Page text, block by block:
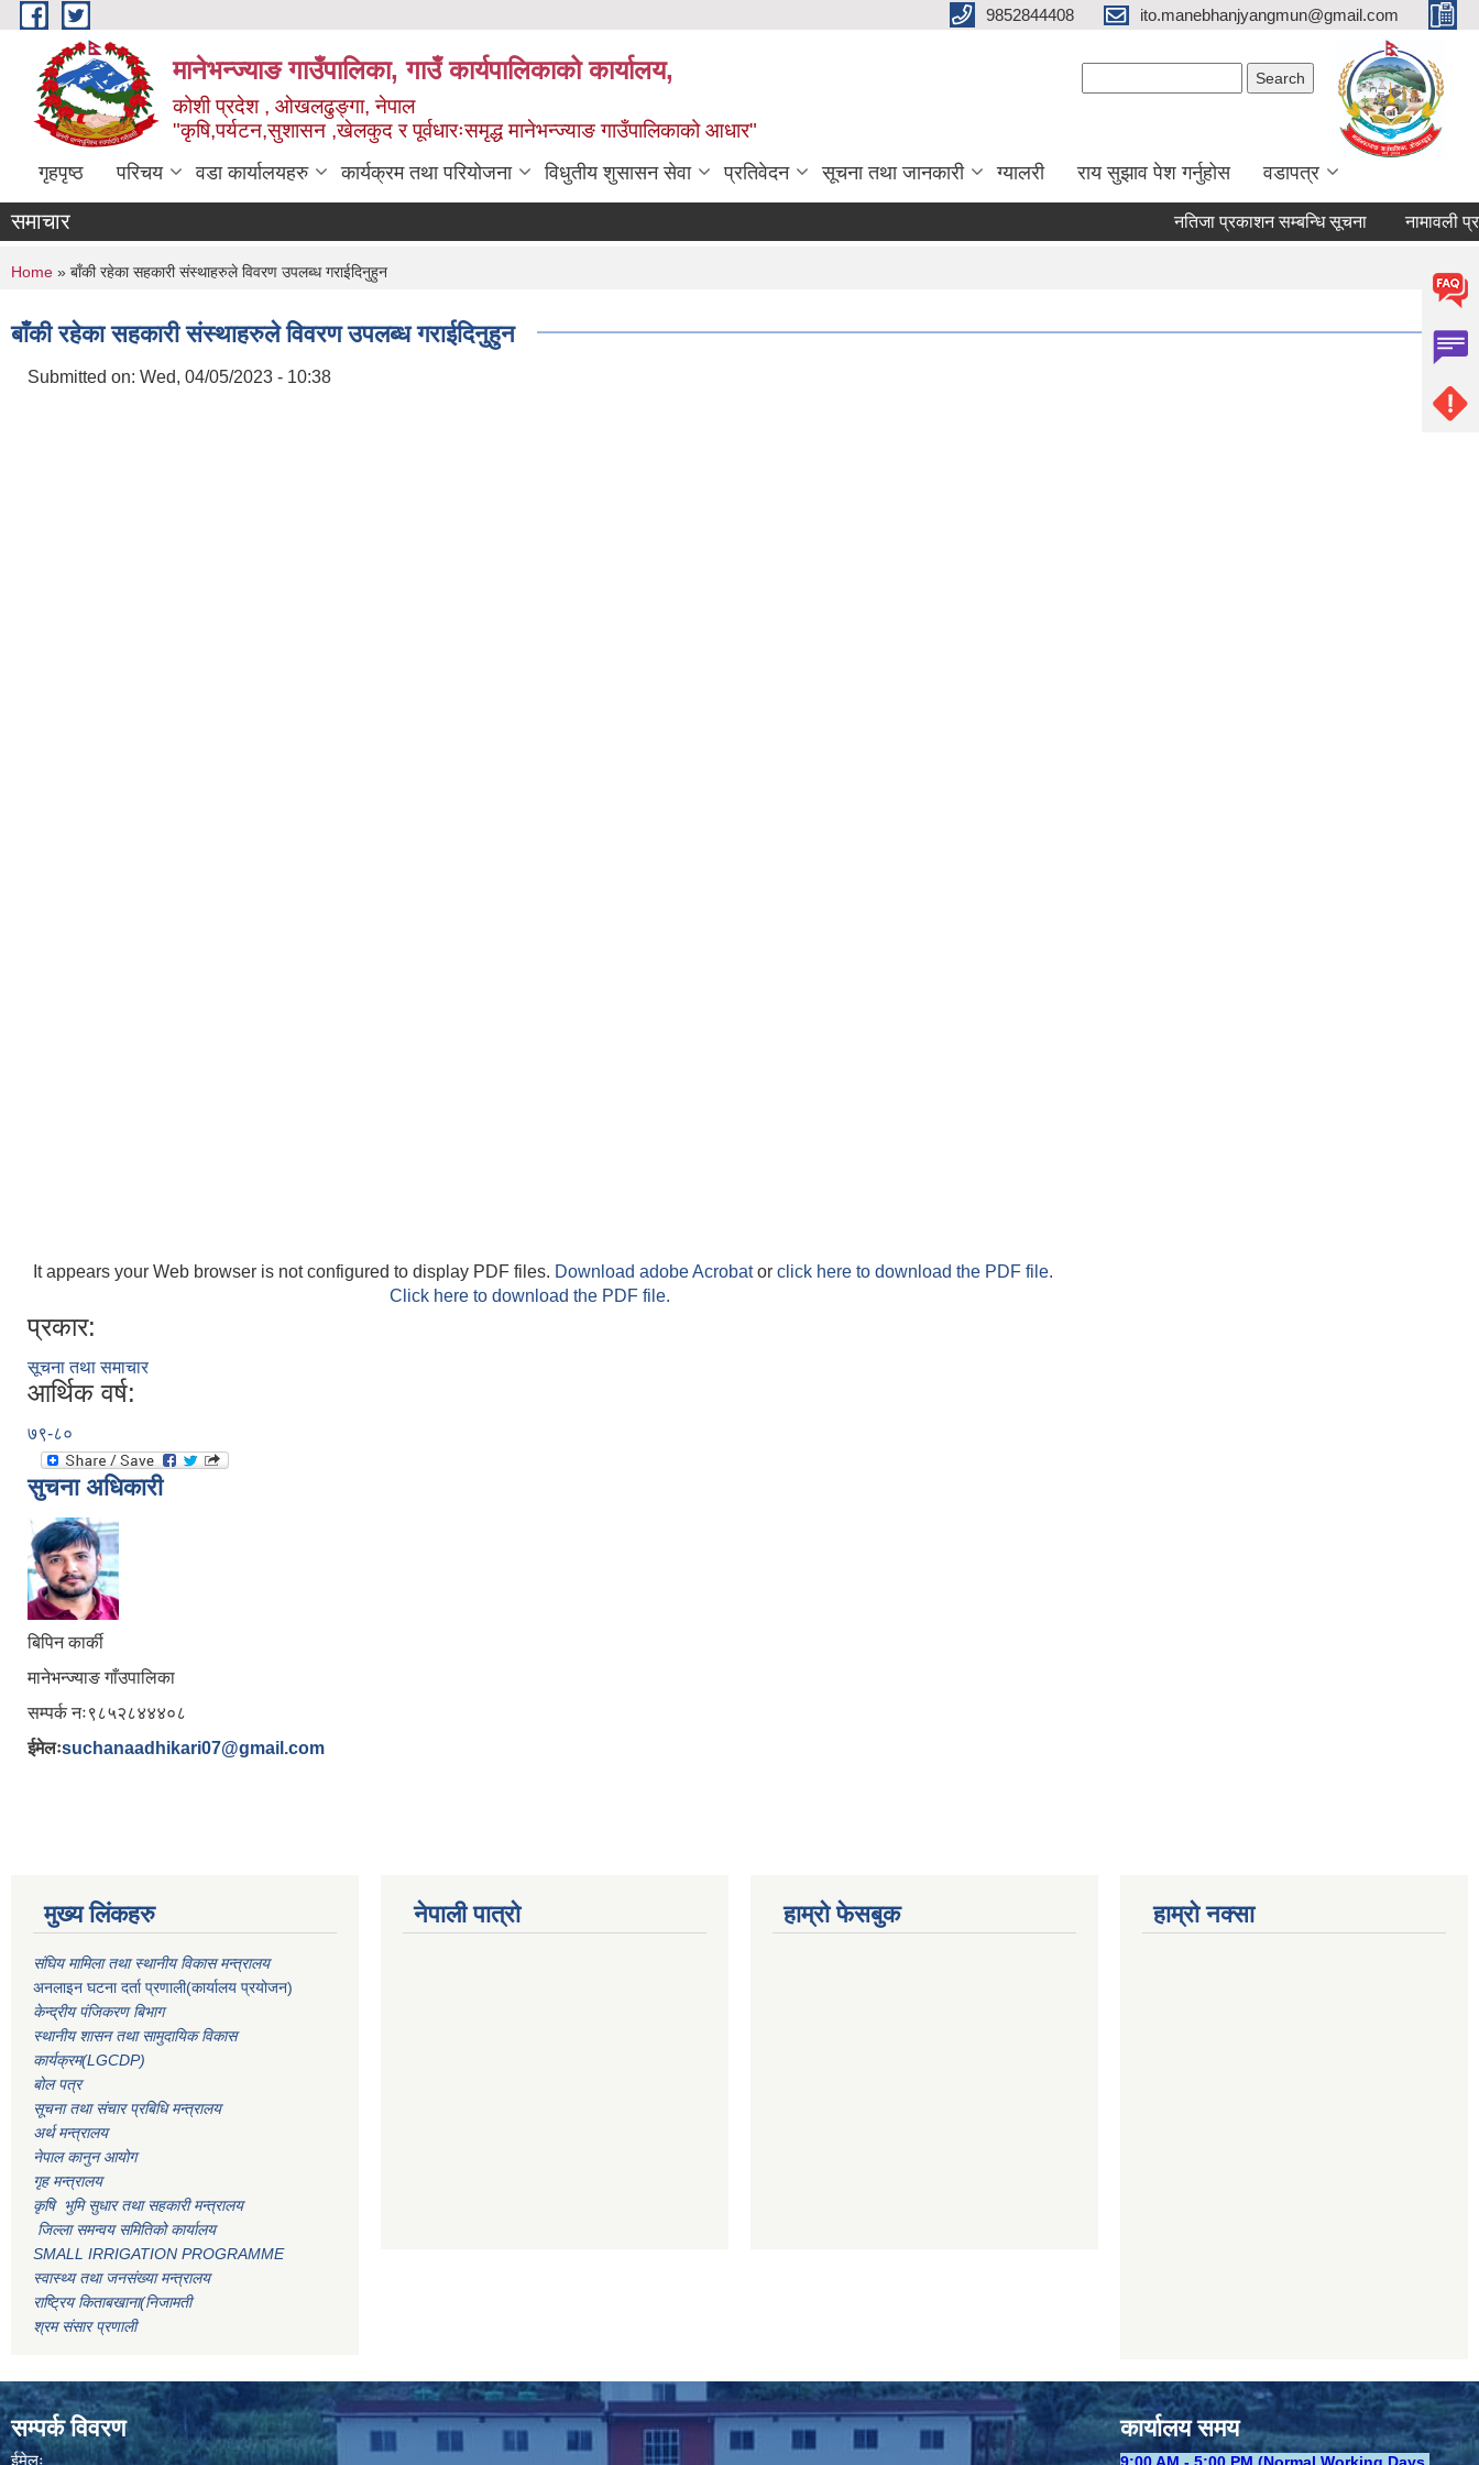
Skip to main content 9852844408 ito.manebhanjyangmun@gmail.com
मानेभन्ज्याङ गाउँपालिका, गाउँ कार्यपालिकाको कार्यालय,
कोशी प्रदेश , ओखलढुङ्गा, नेपाल
"कृषि,पर्यटन,सुशासन ,खेलकुद र पूर्वधारःसमृद्ध मानेभन्ज्याङ गाउँपालिकाको आधार"
गृहपृष्ठ परिचय वडा कार्यालयहरु कार्यक्रम तथा परियोजना विधुतीय शुसासन सेवा प्रतिवेदन सूचना तथा जानकारी ग्यालरी राय सुझाव पेश गर्नुहोस वडापत्र
समाचार नतिजा प्रकाशन सम्बन्धि सूचना नामावली
You are here
Home » बाँकी रहेका सहकारी संस्थाहरुले विवरण उपलब्ध गराईदिनुहुन
बाँकी रहेका सहकारी संस्थाहरुले विवरण उपलब्ध गराईदिनुहुन
Submitted on: Wed, 04/05/2023 - 10:38
It appears your Web browser is not configured to display PDF files. Download adobe Acrobator click here to download the PDF file.
Click here to download the PDF file.
प्रकार:
सूचना तथा समाचार
आर्थिक वर्ष:
७९-८०
सुचना अधिकारी
बिपिन कार्की
मानेभन्ज्याङ गाँउपालिका
सम्पर्क नः९८५२८४४४०८
ईमेलःsuchanaadhikari07@gmail.com
मुख्य लिंकहरु
संघिय मामिला तथा स्थानीय विकास मन्त्रालय
अनलाइन घटना दर्ता प्रणाली(कार्यालय प्रयोजन)
केन्द्रीय पंजिकरण बिभाग
स्थानीय शासन तथा सामुदायिक विकास
कार्यक्रम(LGCDP)
बोल पत्र
सूचना तथा संचार प्रबिधि मन्त्रालय
अर्थ मन्त्रालय
नेपाल कानुन आयोग
गृह मन्त्रालय
कृषि भुमि सुधार तथा सहकारी मन्त्रालय
जिल्ला समन्वय समितिको कार्यालय
SMALL IRRIGATION PROGRAMME
स्वास्थ्य तथा जनसंख्या मन्त्रालय
राष्ट्रिय किताबखाना(निजामती
श्रम संसार प्रणाली
नेपाली पात्रो हाम्रो फेसबुक हाम्रो नक्सा
सम्पर्क विवरण
ईमेलः
कार्यालय समय